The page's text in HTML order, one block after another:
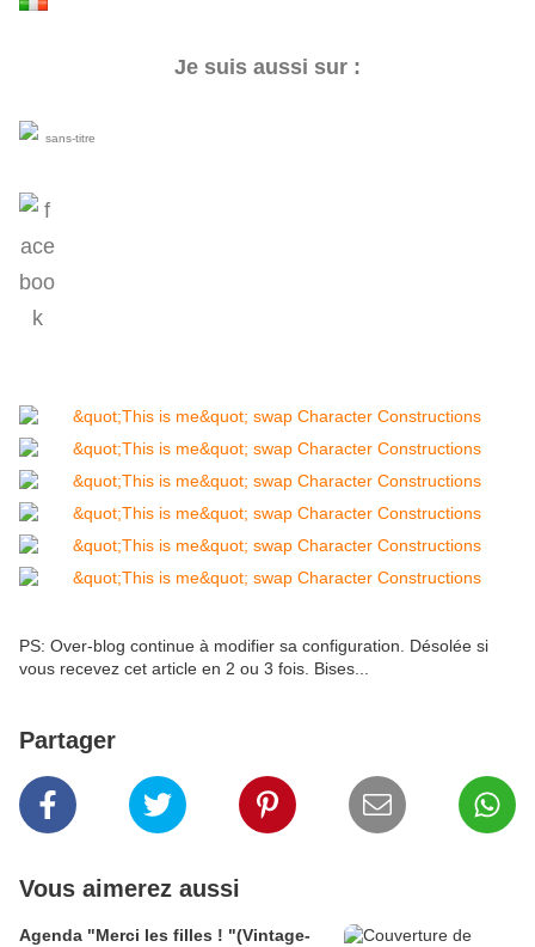
Je suis aussi sur :
PS: Over-blog continue à modifier sa configuration. Désolée si
vous recevez cet article en 2 ou 3 fois. Bises...
Partager
Vous aimerez aussi
Agenda "Merci les filles ! "(Vintage-